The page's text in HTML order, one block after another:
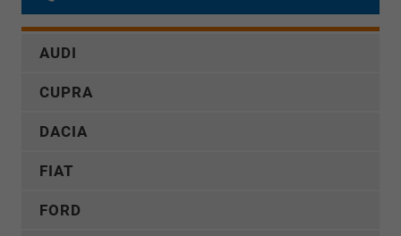
AUDI
CUPRA
DACIA
FIAT
FORD